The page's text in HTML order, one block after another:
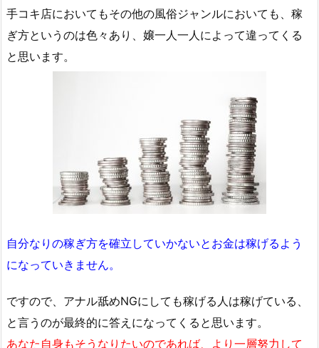
手コキ店においてもその他の風俗ジャンルにおいても、稼
ぎ方というのは色々あり、嬢一人一人によって違ってくる
と思います。
自分なりの稼ぎ方を確立していかないとお金は稼げるよう
になっていきません。
ですので、アナル舐めNGにしても稼げる人は稼げている、
と言うのが最終的に答えになってくると思います。
あなた自身もそうなりたいのであれば、より一層努力して